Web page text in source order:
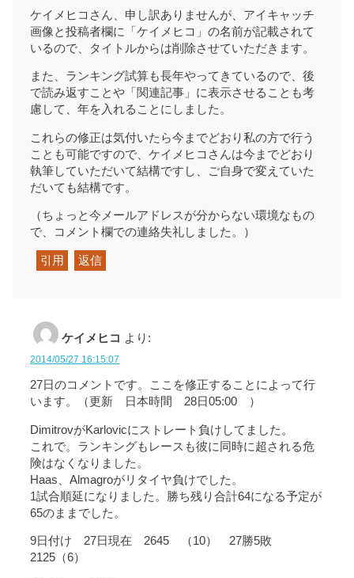
ケイメヒコさん、申し訳ありませんが、アイキャッチ
画像と投稿者欄に「ケイメヒコ」の名前が記載されて
いるので、タイトルからは削除させていただきます。
また、ランキング試算も長年やってきているので、後
で読み返すことや「関連記事」に表示させることも考
慮して、年を入れることにしました。
これらの修正は気付いたら今までどおり私の方で行う
ことも可能ですので、ケイメヒコさんは今までどおり
執筆していただいて結構ですし、ご自身で変えていた
だいても結構です。
（ちょっと今メールアドレスが分からない環境なもの
で、コメント欄での連絡失礼しました。）
引用 返信
ケイメヒコ より:
2014/05/27 16:15:07
27日のコメントです。ここを修正することによって行
います。（更新 日本時間 28日05:00 ）
DimitrovがKarlovicにストレート負けしてました。
これで。ランキングもレースも彼に同時に超される危
険はなくなりました。
Haas、Almagroがリタイヤ負けでした。
1試合順延になりました。勝ち残り合計64になる予定が
65のままでした。
9日付け 27日現在 2645 （10） 27勝5敗
2125（6）